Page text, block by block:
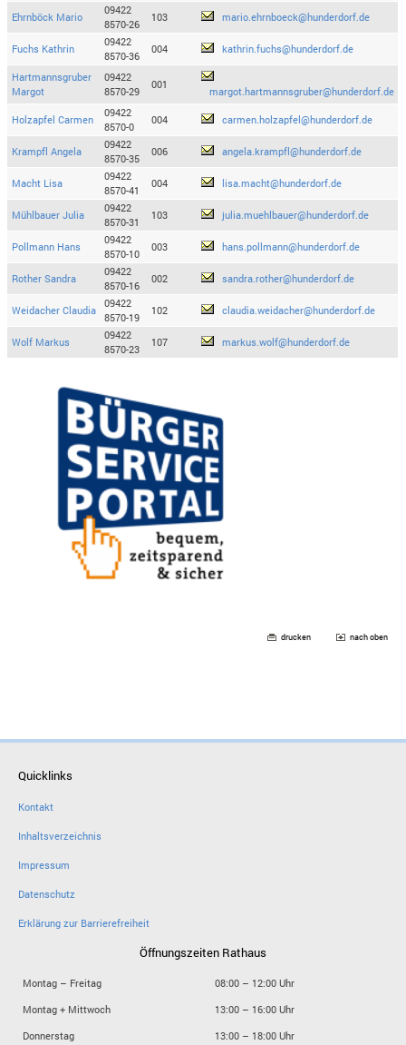
Ehrnböck Mario
09422
8570-26
103 mario.ehrnboeck@hunderdorf.de
Fuchs Kathrin
09422
8570-36
004 kathrin.fuchs@hunderdorf.de
Hartmannsgruber
Margot
09422
8570-29
001
margot.hartmannsgruber@hunderdorf.de
Holzapfel Carmen
09422
8570-0
004 carmen.holzapfel@hunderdorf.de
Krampfl Angela
09422
8570-35
006 angela.krampfl@hunderdorf.de
Macht Lisa
09422
8570-41
004 lisa.macht@hunderdorf.de
Mühlbauer Julia
09422
8570-31
103 julia.muehlbauer@hunderdorf.de
Pollmann Hans
09422
8570-10
003 hans.pollmann@hunderdorf.de
Rother Sandra
09422
8570-16
002 sandra.rother@hunderdorf.de
Weidacher Claudia
09422
8570-19
102 claudia.weidacher@hunderdorf.de
Wolf Markus
09422
8570-23
107 markus.wolf@hunderdorf.de
drucken nach oben
Quicklinks
Kontakt
Inhaltsverzeichnis
Impressum
Datenschutz
Erklärung zur Barrierefreiheit
Öffnungszeiten Rathaus
Montag – Freitag
08:00 – 12:00 Uhr
Montag + Mittwoch
13:00 – 16:00 Uhr
Donnerstag
13:00 – 18:00 Uhr